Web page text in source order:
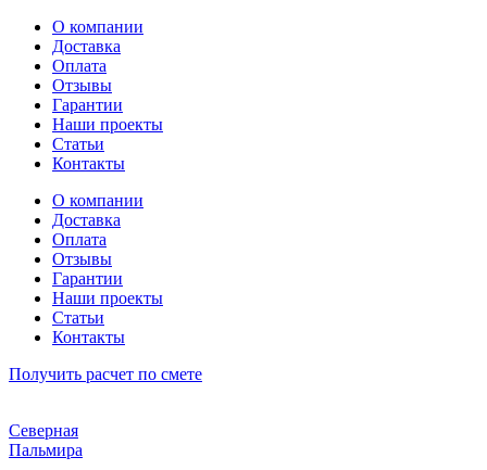
Перейти
содержимому
О компании
Доставка
Оплата
Отзывы
Гарантии
Наши проекты
Статьи
Контакты
О компании
Доставка
Оплата
Отзывы
Гарантии
Наши проекты
Статьи
Контакты
Получить расчет по смете
Северная
Пальмира